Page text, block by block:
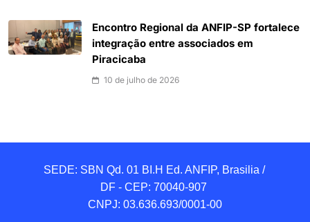
Encontro Regional da ANFIP-SP fortalece
integração entre associados em
Piracicaba
10 de julho de 2026
SEDE: SBN Qd. 01 BI.H Ed. ANFIP, Brasilia /
DF - CEP: 70040-907
CNPJ: 03.636.693/0001-00